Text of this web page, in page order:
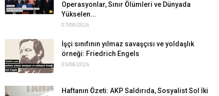
Operasyonlar, Sınır Ölümleri ve Dünyada
Yükselen...
07/08/2026
İşçi sınıfının yılmaz savaşçısı ve yoldaşlık
örneği: Friedrich Engels
05/08/2026
Haftanın Özeti: AKP Saldırıda, Sosyalist Sol İki